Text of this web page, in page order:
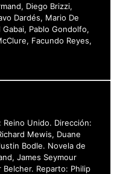
Diego Brizzi,
Dardés, Mario De
Pablo Gondolfo,
Facundo Reyes,
Unido. Dirección:
Mewis, Duane
Bodle. Novela de
James Seymour
Reparto: Philip